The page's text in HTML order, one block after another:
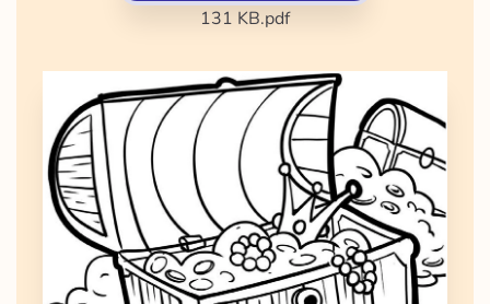
131 KB.pdf